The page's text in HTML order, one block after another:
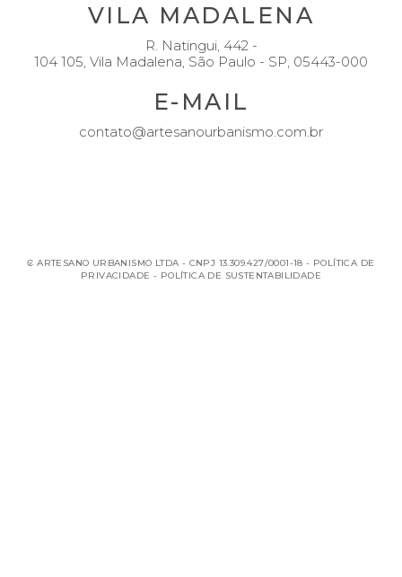
VILA MADALENA
R. Natingui, 442 -
104 105, Vila Madalena, São Paulo - SP, 05443-000
E-MAIL
contato@artesanourbanismo.com.br
₢ ARTESANO URBANISMO LTDA - CNPJ 13.309.427/0001-18 - POLÍTICA DE
PRIVACIDADE - POLÍTICA DE SUSTENTABILIDADE